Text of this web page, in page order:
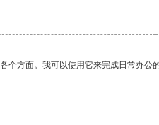
方面。我可以使用它来完成日常办公